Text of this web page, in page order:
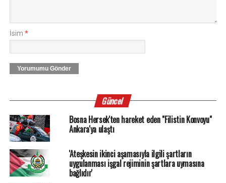
İsim *
Yorumumu Gönder
Güncel
Bosna Hersek'ten hareket eden "Filistin Konvoyu"
Ankara'ya ulaştı
'Ateşkesin ikinci aşamasıyla ilgili şartların
uygulanması işgal rejiminin şartlara uymasına
bağlıdır'